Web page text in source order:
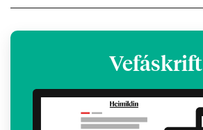
Vefáskrift